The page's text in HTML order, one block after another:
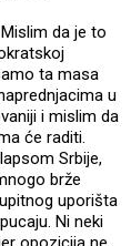
da je to
ta masa
u
i mislim da
će raditi.
Srbije,
brže
uporišta
Ni neki